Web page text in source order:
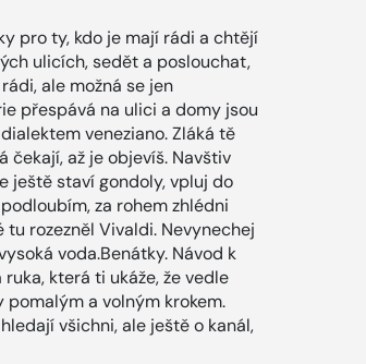
pro ty, kdo je mají rádi a chtějí
ulicích, sedět a poslouchat,
ale možná se jen
přespává na ulici a domy jsou
veneziano. Zláká tě
až je objevíš. Navštiv
ještě staví gondoly, vpluj do
za rohem zhlédni
rozezněl Vivaldi. Nevynechej
voda.Benátky. Návod k
která ti ukáže, že vedle
a volným krokem.
všichni, ale ještě o kanál,